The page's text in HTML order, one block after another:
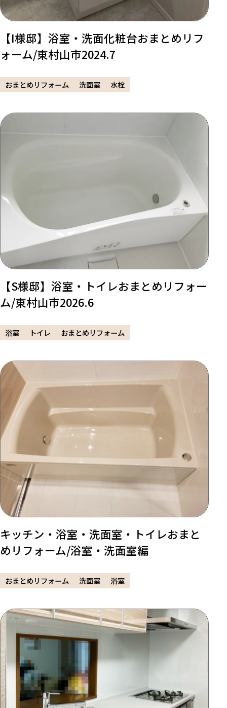
【I様邸】浴室・洗面化粧台おまとめリフ
ォーム/東村山市2024.7
おまとめリフォーム 洗面室 水栓
【S様邸】浴室・トイレおまとめリフォー
ム/東村山市2026.6
浴室 トイレ おまとめリフォーム
キッチン・浴室・洗面室・トイレおまと
めリフォーム/浴室・洗面室編
おまとめリフォーム 洗面室 浴室